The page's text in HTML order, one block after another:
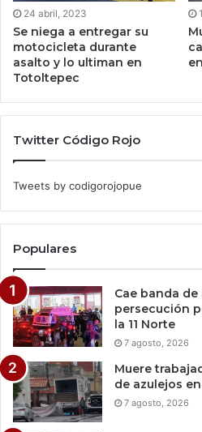
24 abril, 2023
Se niega a entregar su
motocicleta durante
asalto y lo ultiman en
Totoltepec
Twitter Código Rojo
Tweets by codigorojopue
Populares
Cae banda
persecución
la 11 Norte
7 agosto, 2026
Muere
de azulejos
7 agosto, 2026